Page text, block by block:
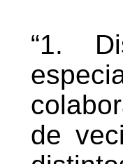
“1.
de